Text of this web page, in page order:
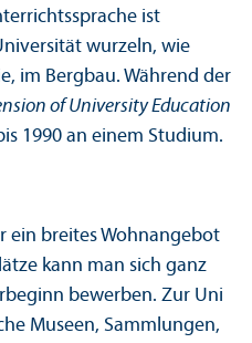
ist
wurzeln, wie
im Bergbau. Während der
of University Education
1990 an einem Studium.
ein breites Wohnangebot
kann man sich ganz
bewerben. Zur Uni
Museen, Sammlungen,